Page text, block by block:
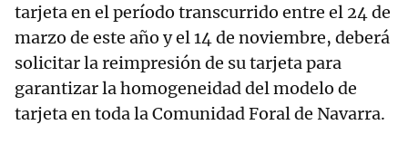
tarjeta en el período transcurrido entre el 24 de
marzo de este año y el 14 de noviembre, deberá
solicitar la reimpresión de su tarjeta para
garantizar la homogeneidad del modelo de
tarjeta en toda la Comunidad Foral de Navarra.